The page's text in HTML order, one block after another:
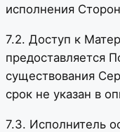
исполнения
7.2. Доступ к
предоставляется
существования
срок не указан в
7.3. Исполнитель